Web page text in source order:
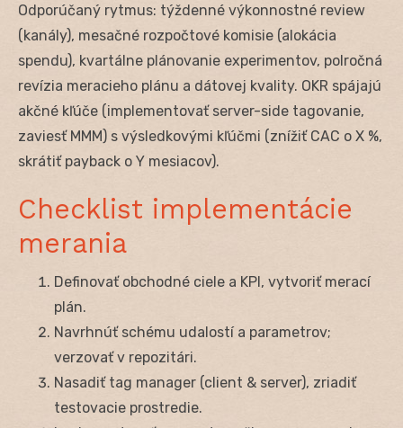
Odporúčaný rytmus: týždenné výkonnostné review
(kanály), mesačné rozpočtové komisie (alokácia
spendu), kvartálne plánovanie experimentov, polročná
revízia meracieho plánu a dátovej kvality. OKR spájajú
akčné kľúče (implementovať server-side tagovanie,
zaviesť MMM) s výsledkovými kľúčmi (znížiť CAC o X %,
skrátiť payback o Y mesiacov).
Checklist implementácie
merania
Definovať obchodné ciele a KPI, vytvoriť merací
plán.
Navrhnúť schému udalostí a parametrov;
verzovať v repozitári.
Nasadiť tag manager (client & server), zriadiť
testovacie prostredie.